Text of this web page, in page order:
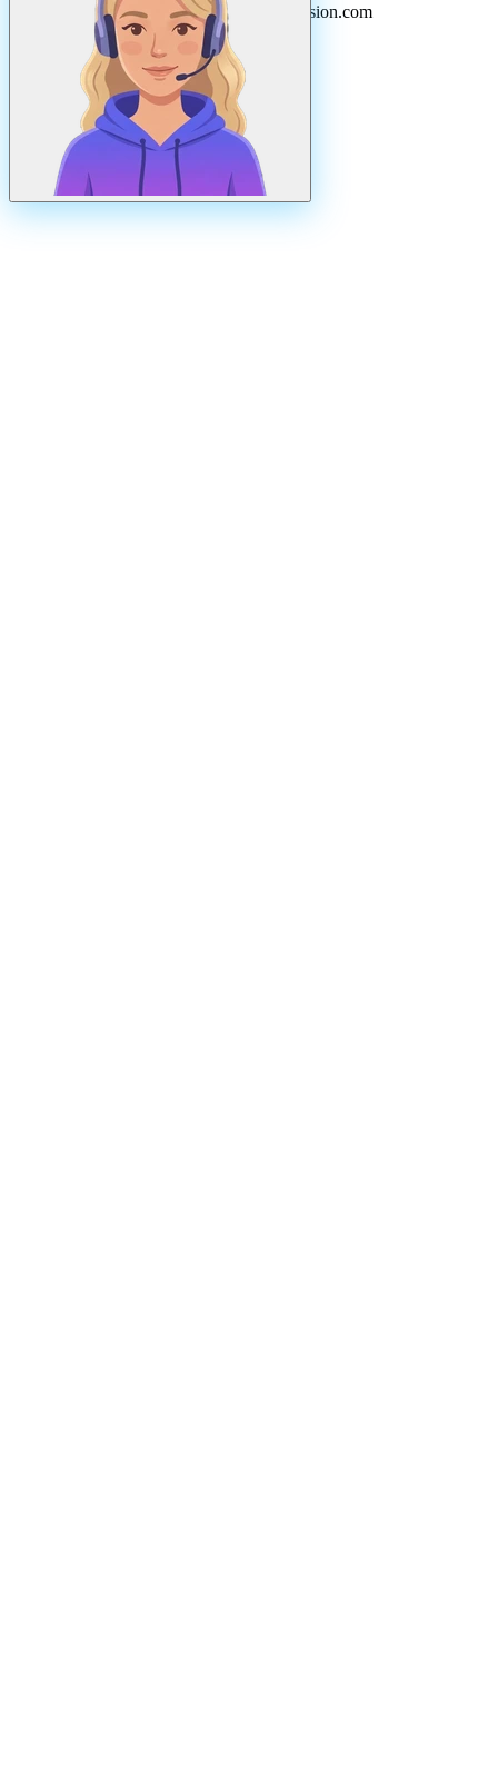
Uppdateradaugusti 2026· Drivs av N3ovision.com